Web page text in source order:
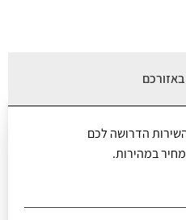
באזורכם
הדרושה לכם
במהירות.